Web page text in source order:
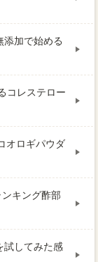
添加で始める
コレステロー
オロギパウダ
キング酢部
試してみた感